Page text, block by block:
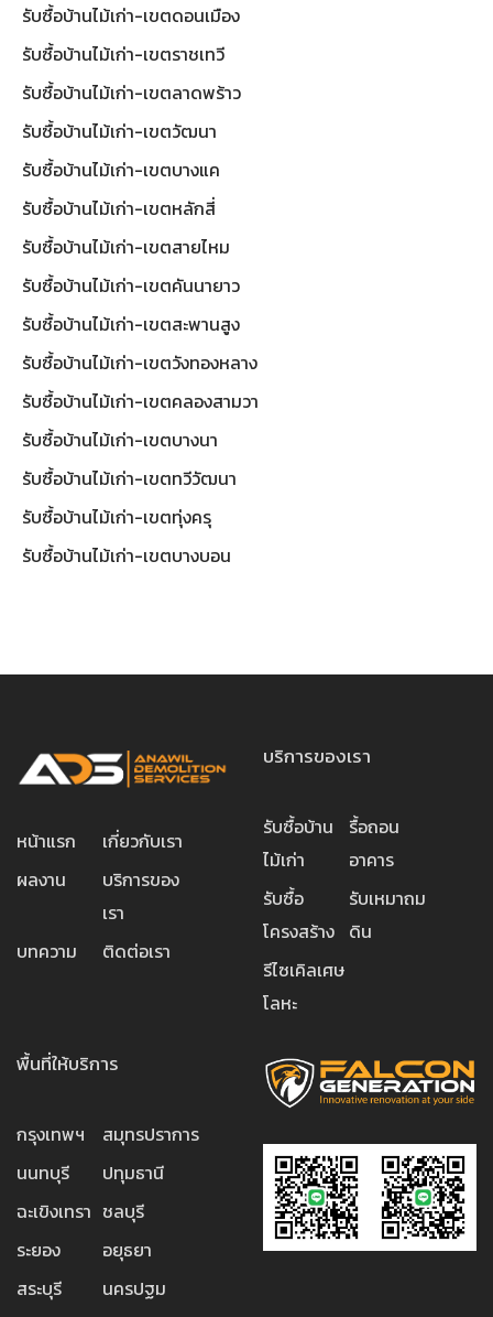
รับซื้อบ้านไม้เก่า-เขตดอนเมือง
รับซื้อบ้านไม้เก่า-เขตราชเทวี
รับซื้อบ้านไม้เก่า-เขตลาดพร้าว
รับซื้อบ้านไม้เก่า-เขตวัฒนา
รับซื้อบ้านไม้เก่า-เขตบางแค
รับซื้อบ้านไม้เก่า-เขตหลักสี่
รับซื้อบ้านไม้เก่า-เขตสายไหม
รับซื้อบ้านไม้เก่า-เขตคันนายาว
รับซื้อบ้านไม้เก่า-เขตสะพานสูง
รับซื้อบ้านไม้เก่า-เขตวังทองหลาง
รับซื้อบ้านไม้เก่า-เขตคลองสามวา
รับซื้อบ้านไม้เก่า-เขตบางนา
รับซื้อบ้านไม้เก่า-เขตทวีวัฒนา
รับซื้อบ้านไม้เก่า-เขตทุ่งครุ
รับซื้อบ้านไม้เก่า-เขตบางบอน
หน้าแรก
เกี่ยวกับเรา
ผลงาน
บริการของ
เรา
บทความ
ติดต่อเรา
บริการของเรา
รับซื้อบ้าน
ไม้เก่า
รื้อถอน
อาคาร
รับซื้อ
โครงสร้าง
รับเหมาถม
ดิน
รีไซเคิลเศษ
โลหะ
พื้นที่ให้บริการ
กรุงเทพฯ
สมุทรปราการ
นนทบุรี
ปทุมธานี
ฉะเขิงเทรา ชลบุรี
ระยอง
อยุธยา
สระบุรี
นครปฐม